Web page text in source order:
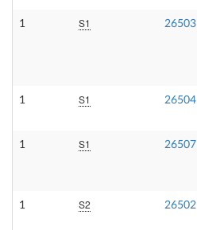
1 S1 26503
1 S1 26504
1 S1 26507
1 S2 26502